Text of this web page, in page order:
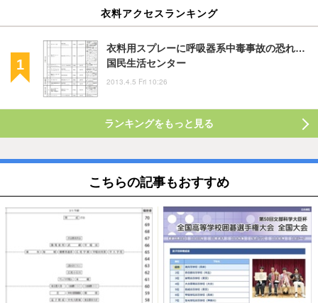
衣料アクセスランキング
衣料用スプレーに呼吸器系中毒事故の恐れ…
国民生活センター
2013.4.5 Fri 10:26
ランキングをもっと見る
こちらの記事もおすすめ